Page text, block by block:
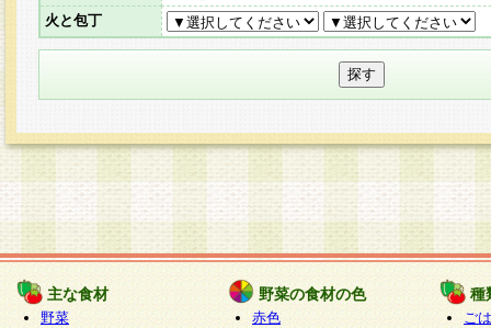
火と包丁
主な食材
野菜
野菜の食材の色
赤色
種
ご